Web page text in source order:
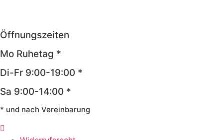
Öffnungszeiten
Mo Ruhetag *
Di-Fr 9:00-19:00 *
Sa 9:00-14:00 *
* und nach Vereinbarung